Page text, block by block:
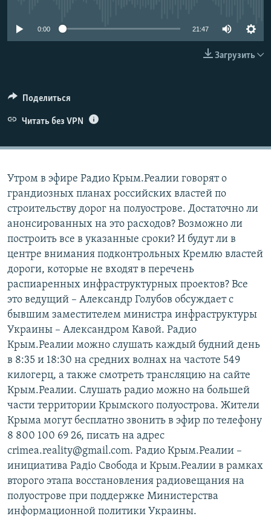
КРЫМ.НЕПОКОРЕННЫЙ
Все сайты RFE/RL
0:00 21:47
Загрузить
Поделиться
Читать без VPN
Утром в эфире Радио Крым.Реалии говорят о
грандиозных планах российских властей по
строительству дорог на полуострове. Достаточно ли
анонсированных на это расходов? Возможно ли
построить все в указанные сроки? И будут ли в
центре внимания подконтрольных Кремлю властей
дороги, которые не входят в перечень
распиаренных инфраструктурных проектов? Все
это ведущий – Александр Голубов обсуждает с
бывшим заместителем министра инфраструктуры
Украины – Александром Кавой. Радио
Крым.Реалии можно слушать каждый будний день
в 8:35 и 18:30 на средних волнах на частоте 549
килогерц, а также смотреть трансляцию на сайте
Крым.Реалии. Слушать радио можно на большей
части территории Крымского полуострова. Жители
Крыма могут бесплатно звонить в эфир по телефону
8 800 100 69 26, писать на адрес
crimea.reality@gmail.com. Радио Крым.Реалии –
инициатива Радіо Свобода и Крым.Реалии в рамках
второго этапа восстановления радиовещания на
полуострове при поддержке Министерства
информационной политики Украины.